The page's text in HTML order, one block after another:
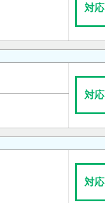
対応
対応
対応